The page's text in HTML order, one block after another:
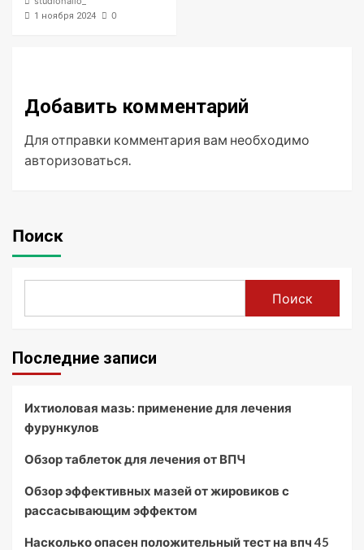
1 ноября 2024 0
Добавить комментарий
Для отправки комментария вам необходимо
авторизоваться.
Поиск
Поиск
Последние записи
Ихтиоловая мазь: применение для лечения
фурункулов
Обзор таблеток для лечения от ВПЧ
Обзор эффективных мазей от жировиков с
рассасывающим эффектом
Насколько опасен положительный тест на впч 45